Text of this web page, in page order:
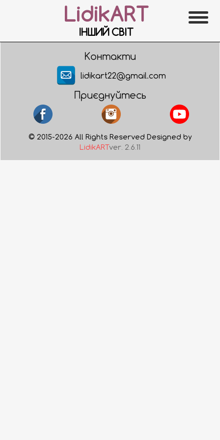
LidikART
ІНШИЙ СВІТ
Контакти
lidikart22@gmail.com
Приєднуйтесь
© 2015-2026 All Rights Reserved Designed by
LidikARTver. 2.6.11